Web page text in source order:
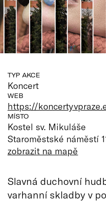
TYP AKCE
Koncert
WEB
https://
MÍSTO
Kostel sv. Mikuláše
Staroměstské náměstí
zobrazit na mapě
Slavná duchovní
varhanní skladby v